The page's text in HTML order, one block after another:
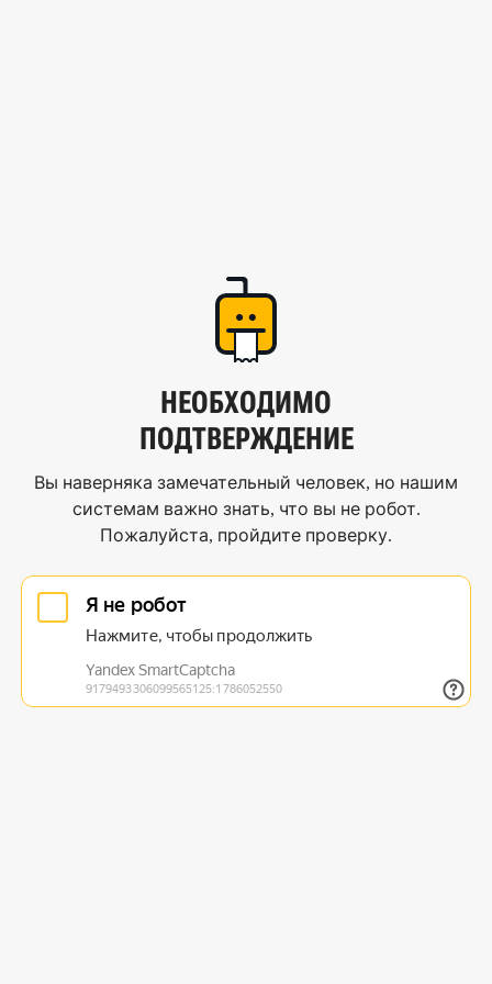
НЕОБХОДИМО
ПОДТВЕРЖДЕНИЕ
Вы наверняка замечательный человек, но нашим
системам важно знать, что вы не робот.
Пожалуйста, пройдите проверку.